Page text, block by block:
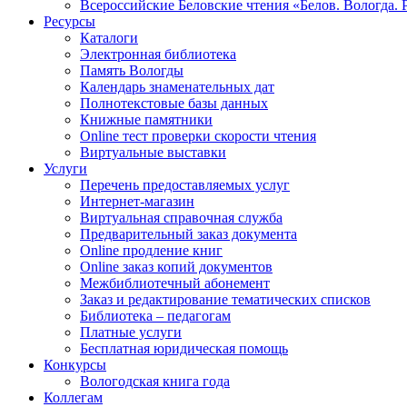
Всероссийские Беловские чтения «Белов. Вологда.
Ресурсы
Каталоги
Электронная библиотека
Память Вологды
Календарь знаменательных дат
Полнотекстовые базы данных
Книжные памятники
Online тест проверки скорости чтения
Виртуальные выставки
Услуги
Перечень предоставляемых услуг
Интернет-магазин
Виртуальная справочная служба
Предварительный заказ документа
Online продление книг
Online заказ копий документов
Межбиблиотечный абонемент
Заказ и редактирование тематических списков
Библиотека – педагогам
Платные услуги
Бесплатная юридическая помощь
Конкурсы
Вологодская книга года
Коллегам